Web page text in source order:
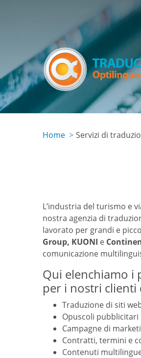
Home Servizi di
L’industria del turismo e
nostra agenzia di
lavorato per grandi e
Group, KUONI e
comunicazione
Qui elenchiamo i
per i nostri
Traduzione di siti
Opuscoli pubblicitari
Campagne di
Contratti, termini e
Contenuti